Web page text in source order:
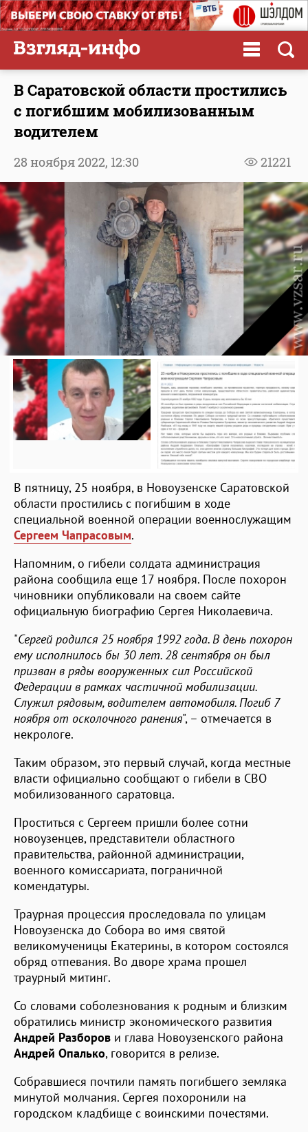
В Саратовской области простились
с погибшим мобилизованным
водителем
21221
28 ноября 2022, 12:30
В пятницу, 25 ноября, в Новоузенске Саратовской
области простились с погибшим в ходе
специальной военной операции военнослужащим
Сергеем Чапрасовым.
Напомним, о гибели солдата администрация
района сообщила еще 17 ноября. После похорон
чиновники опубликовали на своем сайте
официальную биографию Сергея Николаевича.
"Сергей родился 25 ноября 1992 года. В день похорон
ему исполнилось бы 30 лет. 28 сентября он был
призван в ряды вооруженных сил Российской
Федерации в рамках частичной мобилизации.
Служил рядовым, водителем автомобиля. Погиб 7
ноября от осколочного ранения", – отмечается в
некрологе.
Таким образом, это первый случай, когда местные
власти официально сообщают о гибели в СВО
мобилизованного саратовца.
Проститься с Сергеем пришли более сотни
новоузенцев, представители областного
правительства, районной администрации,
военного комиссариата, пограничной
комендатуры.
Траурная процессия проследовала по улицам
Новоузенска до Собора во имя святой
великомученицы Екатерины, в котором состоялся
обряд отпевания. Во дворе храма прошел
траурный митинг.
Со словами соболезнования к родным и близким
обратились министр экономического развития
Андрей Разборов и глава Новоузенского района
Андрей Опалько, говорится в релизе.
Собравшиеся почтили память погибшего земляка
минутой молчания. Сергея похоронили на
городском кладбище с воинскими почестями.